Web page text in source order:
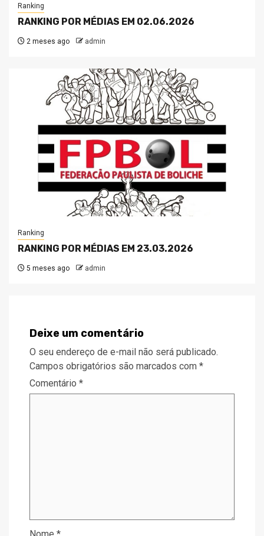
Ranking
RANKING POR MÉDIAS EM 02.06.2026
2 meses ago admin
Ranking
RANKING POR MÉDIAS EM 23.03.2026
5 meses ago admin
Deixe um comentário
O seu endereço de e-mail não será publicado.
Campos obrigatórios são marcados com *
Comentário *